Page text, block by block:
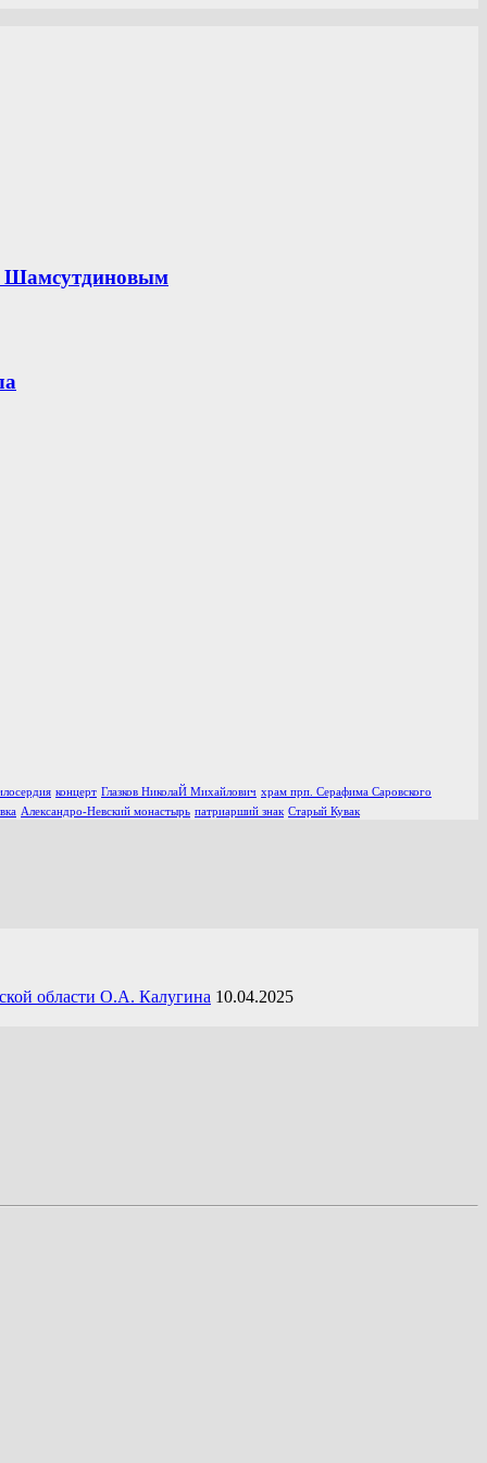
Шамсутдиновым
концерт Глазков НиколаЙ Михайлович храм прп. Серафима Саровского
Александро-Невский монастырь патриарший знак Старый Кувак
области О.А. Калугина 10.04.2025